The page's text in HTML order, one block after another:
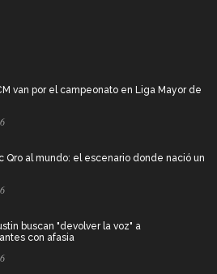
van por el campeonato en Liga Mayor de
Qro al mundo: el escenario donde nació un
buscan "devolver la voz" a
con afasia